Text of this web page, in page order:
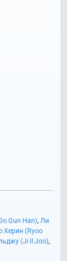
Gun Han), Ли
Херин (Ryoo
(Ji Il Joo),